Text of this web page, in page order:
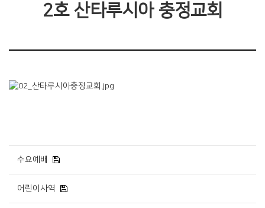
2호 산타루시아 충정교회
수요예배
어린이사역